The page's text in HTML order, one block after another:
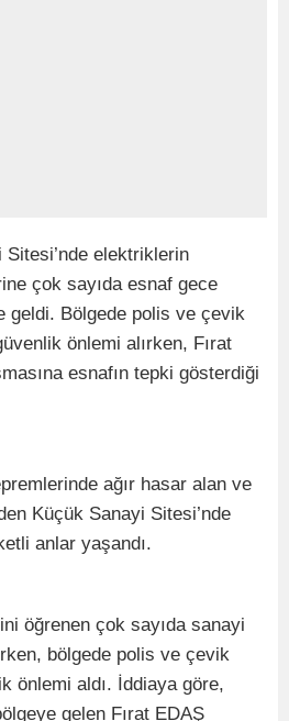
elektriklerin
çok sayıda esnaf gece
geldi. Bölgede polis ve çevik
önlemi alırken, Fırat
esnafın tepki gösterdiği
ağır hasar alan ve
Küçük Sanayi Sitesi’nde
anlar yaşandı.
öğrenen çok sayıda sanayi
bölgede polis ve çevik
önlemi aldı. İddiaya göre,
gelen Fırat EDAŞ